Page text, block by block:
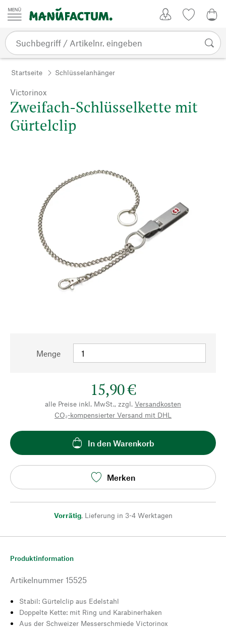
Zum Inhalt springen
Startseite Schlüsselanhänger
Victorinox
Zweifach-Schlüsselkette mit
Gürtelclip
Menge
15,90 €
alle Preise inkl. MwSt., zzgl. Versandkosten
CO₂-kompensierter Versand mit DHL
In den Warenkorb
Merken
Vorrätig, Lieferung in 3-4 Werktagen
Produktinformation
Artikelnummer 15525
Stabil: Gürtelclip aus Edelstahl
Doppelte Kette: mit Ring und Karabinerhaken
Aus der Schweizer Messerschmiede Victorinox